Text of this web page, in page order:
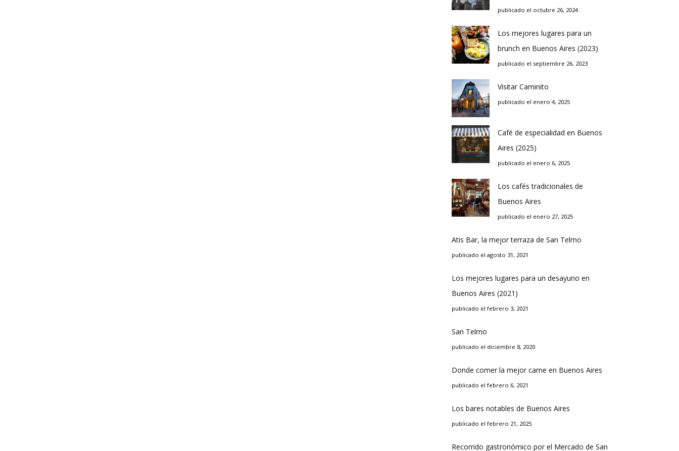
publicado el octubre 26, 2024
Los mejores lugares para un
brunch en Buenos Aires (2023)
publicado el septiembre 26, 2023
Visitar Caminito
publicado el enero 4, 2025
Café de especialidad en Buenos
Aires (2025)
publicado el enero 6, 2025
Los cafés tradicionales de
Buenos Aires
publicado el enero 27, 2025
Atis Bar, la mejor terraza de San Telmo
publicado el agosto 31, 2021
Los mejores lugares para un desayuno en
Buenos Aires (2021)
publicado el febrero 3, 2021
San Telmo
publicado el diciembre 8, 2020
Donde comer la mejor carne en Buenos Aires
publicado el febrero 6, 2021
Los bares notables de Buenos Aires
publicado el febrero 21, 2025
Recorrido gastronómico por el Mercado de San